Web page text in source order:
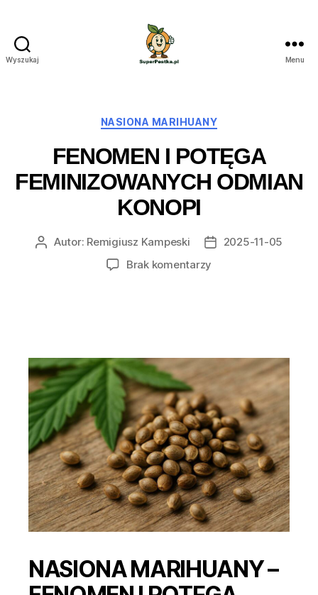
Wyszukaj Menu
Kategorie
NASIONA MARIHUANY
FENOMEN I POTĘGA
FEMINIZOWANYCH ODMIAN
KONOPI
AutorAutor: Remigiusz Kampeski
Data2025-11-05
Brak komentarzy
konopi
NASIONA MARIHUANY –